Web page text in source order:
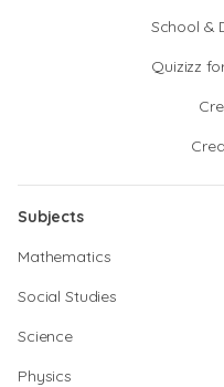
School &
Quizizz
Subjects
Mathematics
Social Studies
Science
Physics